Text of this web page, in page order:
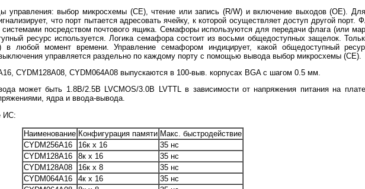
управления: выбор микросхемы (CE), чтение или запись (R/W) и включение выходов (OE).
что порт пытается адресовать ячейку, к которой осуществляет доступ другой порт.
посредством почтового ящика. Семафоры используются для передачи флага (или
ресурс используется. Логика семафора состоит из восьми общедоступных защелок.
любой момент времени. Управление семафором индицирует, какой общедоступный
управляется раздельно по каждому порту с помощью вывода выбор микросхемы (CE).
CYDM128A08, CYDM064A08 выпускаются в 100-выв. корпусах BGA с шагом 0.5 мм.
может быть 1.8В/2.5В LVCMOS/3.0В LVTTL в зависимости от напряжения питания на
ядра и ввода-вывода.
ИС:
Наименование Конфигурация памяти Макс. быстродействие
CYDM256A16
16к х 16
35 нс
CYDM128A16
8к х 16
35 нс
CYDM128A08
16к х 8
35 нс
CYDM064A16
4к х 16
35 нс